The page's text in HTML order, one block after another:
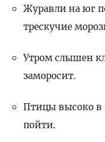
Журавли на юг
трескучие
Утром слышен
заморосит.
Птицы высоко в
пойти.